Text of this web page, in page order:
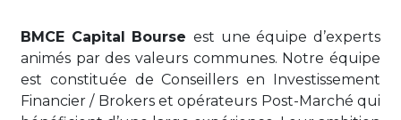
BMCE Capital Bourse est une équipe d’experts
animés par des valeurs communes. Notre équipe
est constituée de Conseillers en Investissement
Financier / Brokers et opérateurs Post-Marché qui